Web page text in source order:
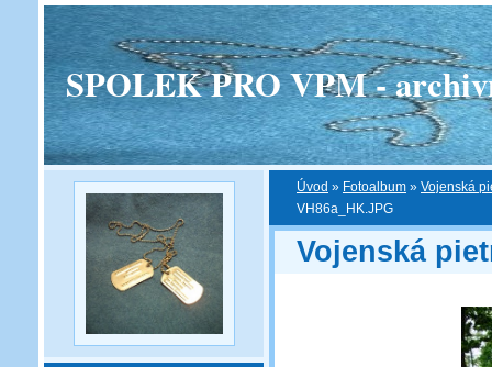
SPOLEK PRO VPM -
Úvod » Fotoalbum » Vojenská
VH86a_HK.JPG
Vojenská